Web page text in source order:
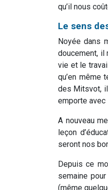
qu’il nous
Le sens
Noyée dans
doucement, il
vie et le
qu’en même
des Mitsvot, il
emporte avec
A nouveau
leçon
seront nos
Depuis ce
semaine
(même